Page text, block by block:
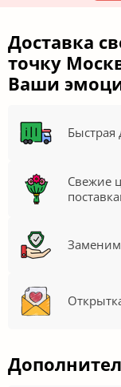
Доставка
точку
Ваши
Быстрая
Свежие
Заменим